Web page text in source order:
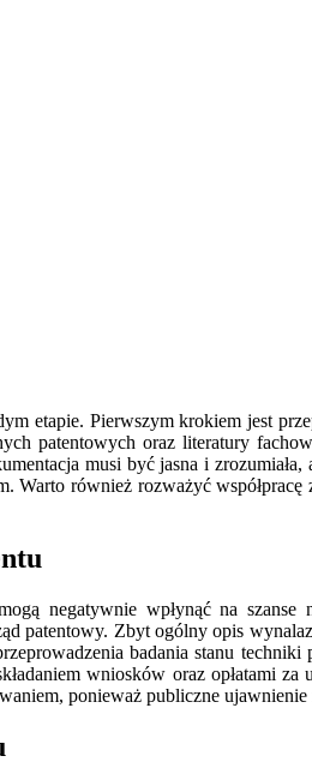
etapie. Pierwszym krokiem jest
patentowych oraz literatury
musi być jasna i
również rozważyć
negatywnie wpłynąć na
patentowy. Zbyt ogólny opis
badania stanu
wniosków oraz opłatami
ponieważ publiczne